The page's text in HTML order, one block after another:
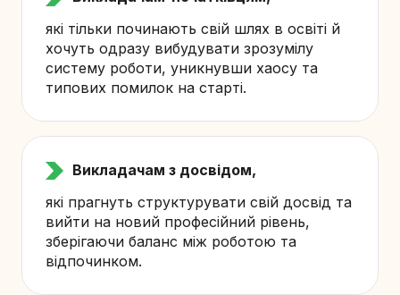
які тільки починають свій шлях в освіті й
хочуть одразу вибудувати зрозумілу
систему роботи, уникнувши хаосу та
типових помилок на старті.
Викладачам з досвідом,
які прагнуть структурувати свій досвід та
вийти на новий професійний рівень,
зберігаючи баланс між роботою та
відпочинком.